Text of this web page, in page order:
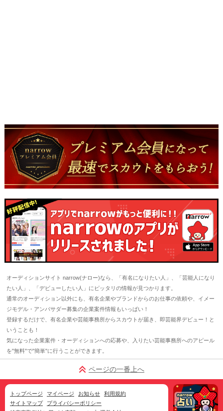
オーディションサイト narrow(ナロー)なら、「有名になりたい人」、「芸能人になり
たい人」、「デビューしたい人」にピッタリの情報が見つかります。
通常のオーディション以外にも、有名企業やブランドからのお仕事の依頼や、イメー
ジモデル・アンバサダー募集の企業案件情報もいっぱい！
登録するだけで、有名企業や芸能事務所からスカウトが届き、即芸能界デビュー！と
いうことも！
気になった企業案件・オーディションへの応募や、入りたい芸能事務所へのアピール
を"無料"で"簡単"に行うことができます。
ページの一番上へ
トップページ マイページ お知らせ
利用規約
サイトマップ
プライバシーポリシー